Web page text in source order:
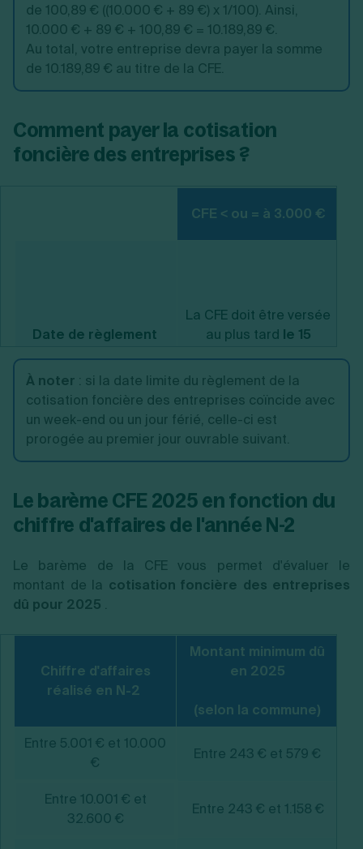
de 100,89 € ((10.000 € + 89 €) x 1/100). Ainsi,
10.000 € + 89 € + 100,89 € = 10.189,89 €.
Au total, votre entreprise devra payer la somme
de 10.189,89 € au titre de la CFE.
Comment payer la cotisation
foncière des entreprises ?
CFE < ou = à 3.000 €
Date de règlement
La CFE doit être versée
au plus tard le 15
Internet
Prélèvement mensuel
l’échéance
À noter : si la date limite du règlement de la
cotisation foncière des entreprises coïncide avec
un week-end ou un jour férié, celle-ci est
prorogée au premier jour ouvrable suivant.
Le barème CFE 2025 en fonction du
chiffre d'affaires de l'année N-2
Le barème de la CFE vous permet d'évaluer le
montant de la cotisation foncière des entreprises
dû pour 2025 .
Chiffre d'affaires
réalisé en N-2
Montant minimum dû
en 2025
(selon la commune)
Entre 5.001 € et 10.000
€
Entre 243 € et 579 €
Entre 10.001 € et
32.600 €
Entre 243 € et 1.158 €